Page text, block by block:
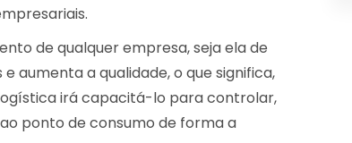
de qualquer empresa, seja ela de
aumenta a qualidade, o que significa,
irá capacitá-lo para controlar,
ponto de consumo de forma a